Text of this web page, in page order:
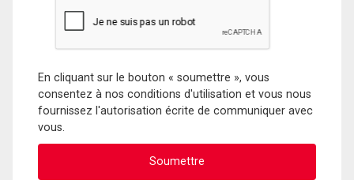
En cliquant sur le bouton « soumettre », vous
consentez à nos conditions d'utilisation et vous nous
fournissez l'autorisation écrite de communiquer avec
vous.